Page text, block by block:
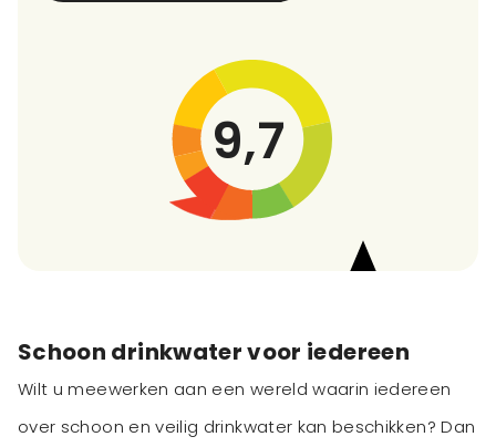
9,7
Schoon drinkwater voor iedereen
Wilt u meewerken aan een wereld waarin iedereen
over schoon en veilig drinkwater kan beschikken? Dan